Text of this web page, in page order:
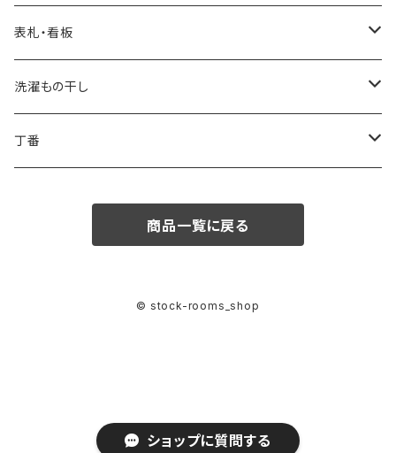
ショップに質問する
0.7L
0.07L
0.75L
飾りビス
ビスキャップ
ポスト
スタッポ
ポスティーレ
スタンド・施工用品
後付け宅配ボックス
コンボミドルタイプ
置き配用品
表札・看板
看板
洗濯もの干し
ランドリー用ハンガーパイプ
丁番
商品一覧に戻る
© stock-rooms_shop